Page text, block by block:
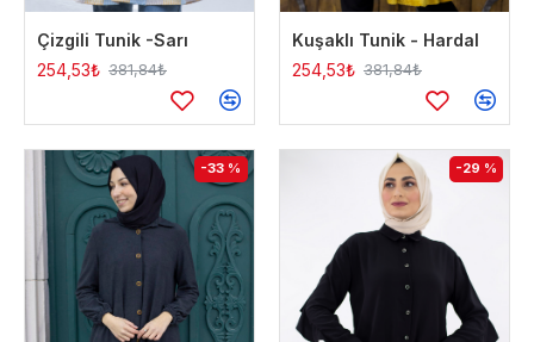
Çizgili Tunik -Sarı
254,53₺ 381,84₺
Kuşaklı Tunik - Hardal
254,53₺ 381,84₺
-33 % -29 %